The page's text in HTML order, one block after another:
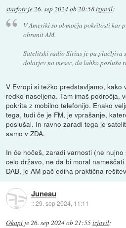
starfotrje26. sep 2024 ob 20:58izjavil:
V Ameriki so območja pokritosti kar
ohranit AM.
Satelitski radio Sirius je pa plačljiva
dolarjev na mesec, da lahko posluša
V Evropi si težko predstavljamo, kako
redko naseljena. Tam imaš področja,
pokrita z mobilno telefonijo. Enako
tega, tudi če je FM, je vprašanje,
poslušal. In ravno zaradi tega je
samo v ZDA.
In če hočeš, zaradi varnosti (ne
celo državo, ne da bi moral
DAB, je AM pač edina praktična
Juneau
::29. sep 2024, 11:11
Okapi je26. sep 2024 ob 21:55izjavil: